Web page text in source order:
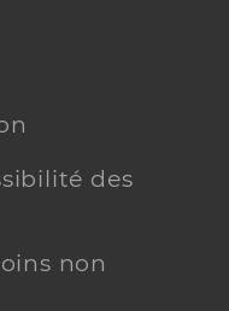
des
non